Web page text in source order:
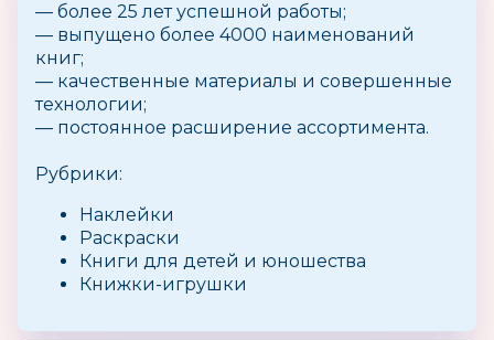
— более 25 лет успешной работы;
— выпущено более 4000 наименований
книг;
— качественные материалы и совершенные
технологии;
— постоянное расширение ассортимента.
Рубрики:
Наклейки
Раскраски
Книги для детей и юношества
Книжки-игрушки